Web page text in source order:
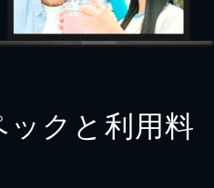
クと利用料